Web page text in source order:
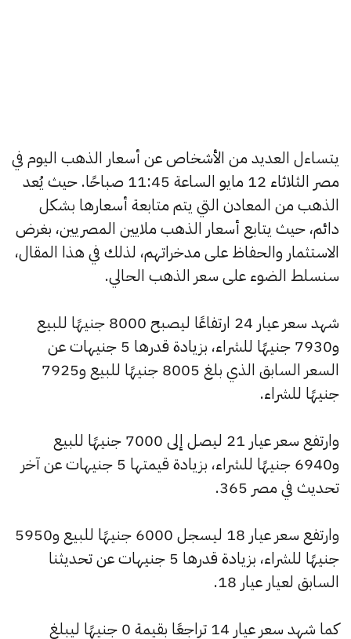
يتساءل العديد من الأشخاص عن أسعار الذهب اليوم في
مصر الثلاثاء 12 مايو الساعة 11:45 صباحًا. حيث يُعد
الذهب من المعادن التي يتم متابعة أسعارها بشكل
دائم، حيث يتابع أسعار الذهب ملايين المصريين، بغرض
الاستثمار والحفاظ على مدخراتهم، لذلك في هذا المقال،
سنسلط الضوء على سعر الذهب الحالي.
شهد سعر عيار 24 ارتفاعًا ليصبح 8000 جنيهًا للبيع
و7930 جنيهًا للشراء، بزيادة قدرها 5 جنيهات عن
السعر السابق الذي بلغ 8005 جنيهًا للبيع و7925
جنيهًا للشراء.
وارتفع سعر عيار 21 ليصل إلى 7000 جنيهًا للبيع
و6940 جنيهًا للشراء، بزيادة قيمتها 5 جنيهات عن آخر
تحديث في مصر 365.
وارتفع سعر عيار 18 ليسجل 6000 جنيهًا للبيع و5950
جنيهًا للشراء، بزيادة قدرها 5 جنيهات عن تحديثنا
السابق لعيار عيار 18.
كما شهد سعر عيار 14 تراجعًا بقيمة 0 جنيهًا ليبلغ